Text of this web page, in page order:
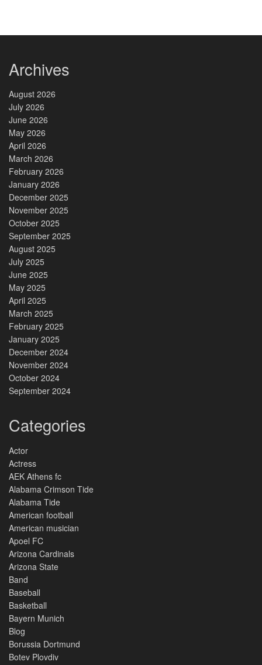
Archives
August 2026
July 2026
June 2026
May 2026
April 2026
March 2026
February 2026
January 2026
December 2025
November 2025
October 2025
September 2025
August 2025
July 2025
June 2025
May 2025
April 2025
March 2025
February 2025
January 2025
December 2024
November 2024
October 2024
September 2024
Categories
Actor
Actress
AEK Athens fc
Alabama Crimson Tide
Alabama Tide
American football
American musician
Apoel FC
Arizona Cardinals
Arizona State
Band
Baseball
Basketball
Bayern Munich
Blog
Borussia Dortmund
Botev Plovdiv